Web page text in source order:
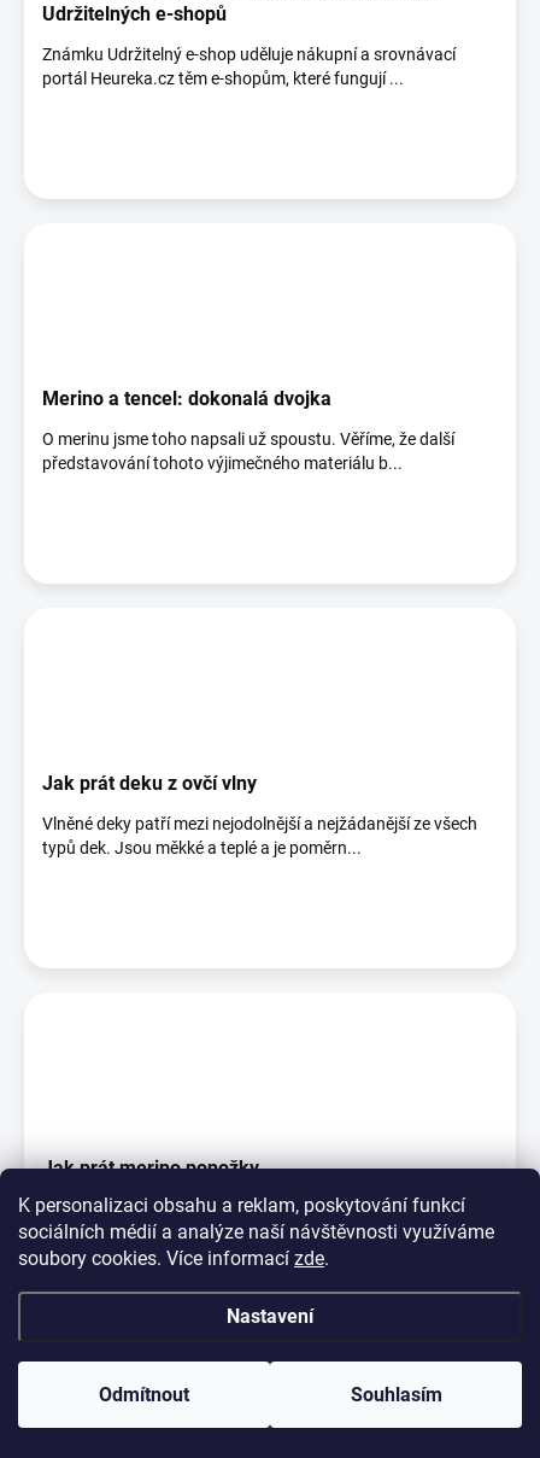
K personalizaci obsahu a reklam, poskytování funkcí
sociálních médií a analýze naší návštěvnosti využíváme
soubory cookies. Více informací zde.
Nastavení
Odmítnout Souhlasím
Udržitelných e-shopů
Známku Udržitelný e-shop uděluje nákupní a srovnávací
portál Heureka.cz těm e-shopům, které fungují ...
Merino a tencel: dokonalá dvojka
O merinu jsme toho napsali už spoustu. Věříme, že další
představování tohoto výjimečného materiálu b...
Jak prát deku z ovčí vlny
Vlněné deky patří mezi nejodolnější a nejžádanější ze všech
typů dek. Jsou měkké a teplé a je poměrn...
Jak prát merino ponožky
Na rozdíl od jiných vláken ta vlněná jsou pachu odolná, což
znamená, že vlněné ponožky nejsou po noš...